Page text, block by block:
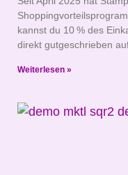
kannst du 10 % des
direkt gutgeschrieben
Weiterlesen »